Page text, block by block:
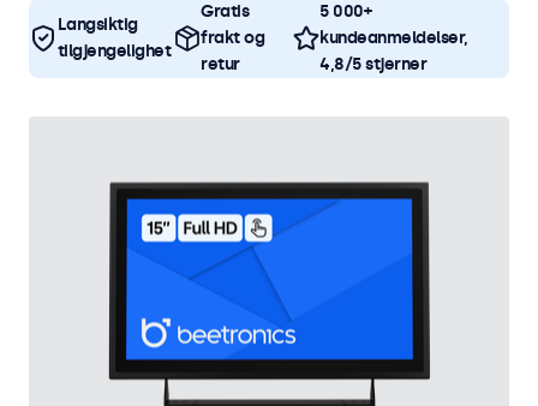
Langsiktig
tilgjengelighet
Gratis
frakt og
retur
5 000+
kundeanmeldelser,
4,8/5 stjerner